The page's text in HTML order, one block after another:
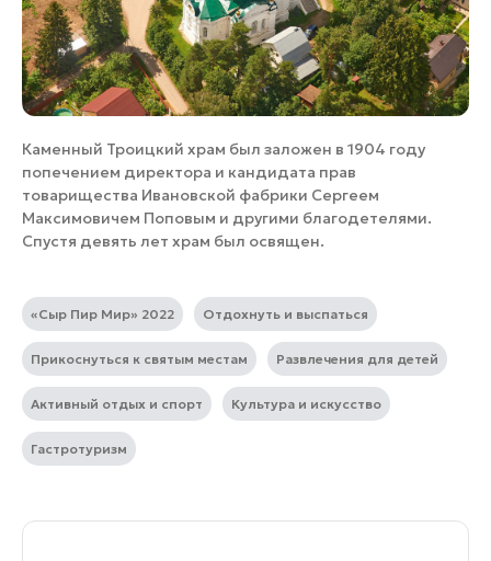
Каменный Троицкий храм был заложен в 1904 году
попечением директора и кандидата прав
товарищества Ивановской фабрики Сергеем
Максимовичем Поповым и другими благодетелями.
Спустя девять лет храм был освящен.
«Сыр Пир Мир» 2022 Отдохнуть и выспаться
Прикоснуться к святым местам Развлечения для детей
Активный отдых и спорт Культура и искусство
Гастротуризм